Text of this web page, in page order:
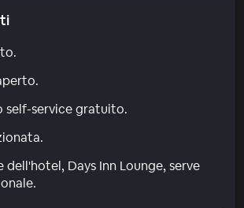
self-service gratuito.
dell'hotel, Days Inn Lounge, serve